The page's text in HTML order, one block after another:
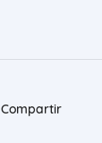
Compartir